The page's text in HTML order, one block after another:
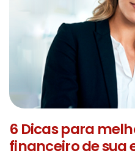
6 Dicas para
financeiro de sua